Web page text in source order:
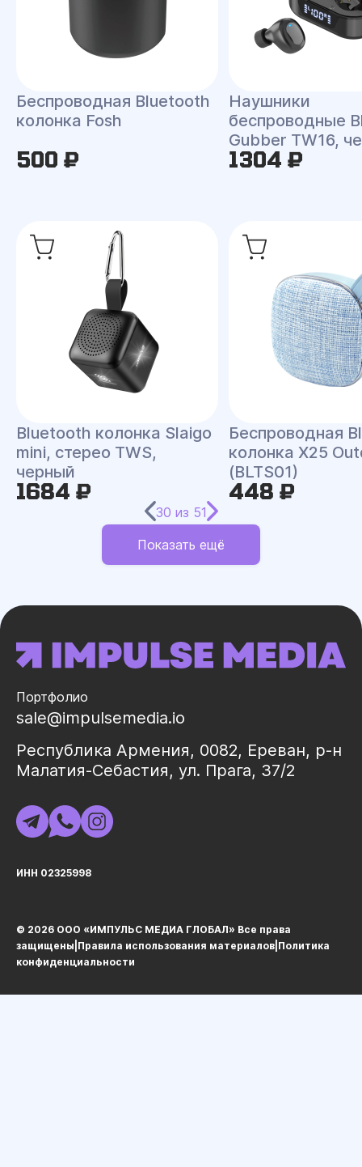
Беспроводная Bluetooth
колонка Fosh
500 ₽
Наушники
беспроводные
Gubber TW16,
1304 ₽
Bluetooth колонка Slaigo
mini, стерео TWS,
черный
1684 ₽
Беспроводная
колонка X25
(BLTS01)
448 ₽
30 из 51
Показать ещё
Портфолио
sale@impulsemedia.io
Республика Армения, 0082, Ереван, р-н
Малатия-Себастия, ул. Прага, 37/2
ИНН 02325998
© 2026 ООО «ИМПУЛЬС МЕДИА ГЛОБАЛ» Все права
защищеныㅤ|ㅤ Правила использования материалов Политика
конфиденциальности